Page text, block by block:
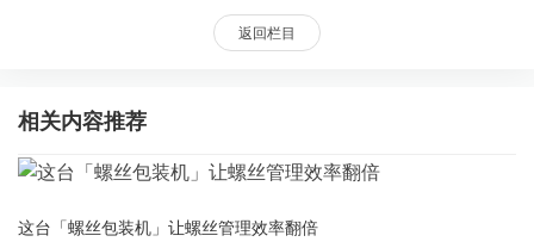
返回栏目
相关内容推荐
这台「螺丝包装机」让螺丝管理效率翻倍